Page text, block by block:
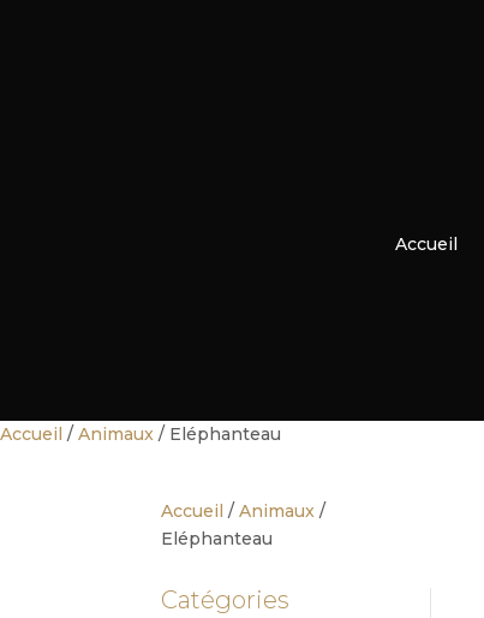
Accueil
Accueil / Animaux / Eléphanteau
Accueil /Animaux /
Eléphanteau
Catégories